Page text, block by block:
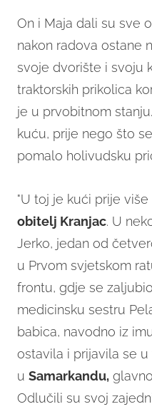
On i Maja dali su sve
nakon radova ostane
svoje dvorište i svoju
traktorskih prikolica
je u prvobitnom
kuću, prije nego što
pomalo holivudsku
"U toj je kući prije
obitelj Kranjac. U
Jerko, jedan od
u Prvom svjetskom
frontu, gdje se
medicinsku sestru
babica, navodno iz
ostavila i prijavila se
u Samarkandu,
Odlučili su svoj